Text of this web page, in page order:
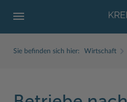
Sie befinden sich hier: Wirtschaft